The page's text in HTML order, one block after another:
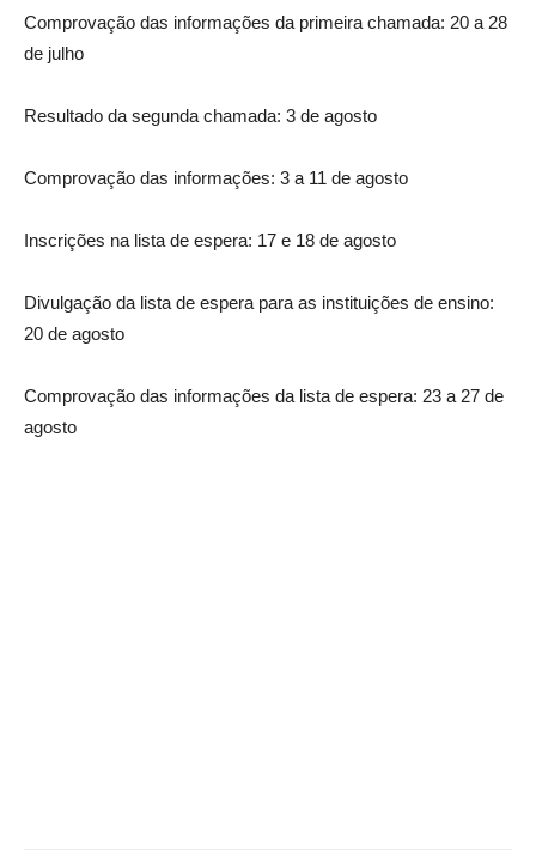
Comprovação das informações da primeira chamada: 20 a 28
de julho
Resultado da segunda chamada: 3 de agosto
Comprovação das informações: 3 a 11 de agosto
Inscrições na lista de espera: 17 e 18 de agosto
Divulgação da lista de espera para as instituições de ensino:
20 de agosto
Comprovação das informações da lista de espera: 23 a 27 de
agosto